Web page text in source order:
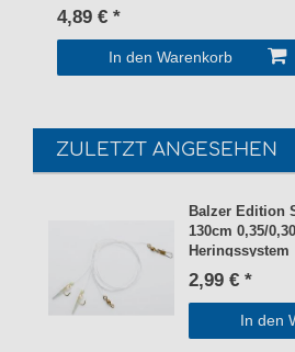
4,89 € *
In den Warenkorb
ZULETZT ANGESEHEN
Balzer Edition
130cm 0,35/
Heringssystem
2,99 € *
In den